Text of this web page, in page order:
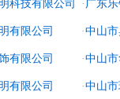
科技有限公司 ·广东
有限公司 ·中山
有限公司 ·中山
有限公司 ·中山